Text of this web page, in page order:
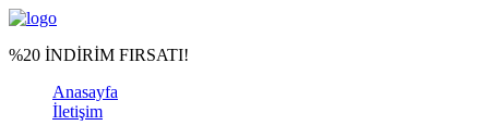
%20 İNDİRİM FIRSATI!
Anasayfa
İletişim